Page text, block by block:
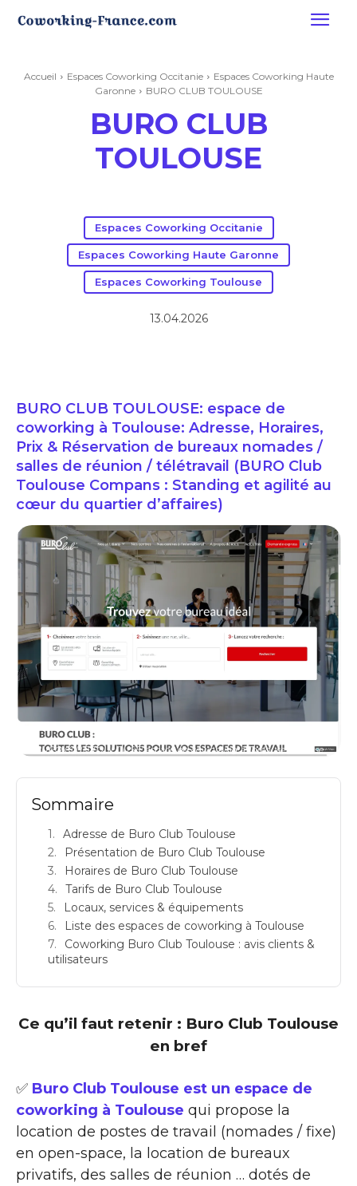
Accueil Espaces Coworking Occitanie
Espaces Coworking Haute
Garonne
BURO CLUB TOULOUSE
BURO CLUB
TOULOUSE
Espaces Coworking Occitanie
Espaces Coworking Haute Garonne
Espaces Coworking Toulouse
13.04.2026
BURO CLUB TOULOUSE: espace de
coworking à Toulouse: Adresse, Horaires,
Prix & Réservation de bureaux nomades /
salles de réunion / télétravail (BURO Club
Toulouse Compans : Standing et agilité au
cœur du quartier d’affaires)
BURO CLUB TOULOUSE: espace de coworking à Toulouse: Adresse
Sommaire
Adresse de Buro Club Toulouse
Présentation de Buro Club Toulouse
Horaires de Buro Club Toulouse
Tarifs de Buro Club Toulouse
Locaux, services & équipements
Liste des espaces de coworking à Toulouse
Coworking Buro Club Toulouse : avis clients &
utilisateurs
Ce qu’il faut retenir : Buro Club Toulouse
en bref
✅ Buro Club Toulouse est un espace de
coworking à Toulouse qui propose la
location de postes de travail (nomades / fixe)
en open-space, la location de bureaux
privatifs, des salles de réunion … dotés de